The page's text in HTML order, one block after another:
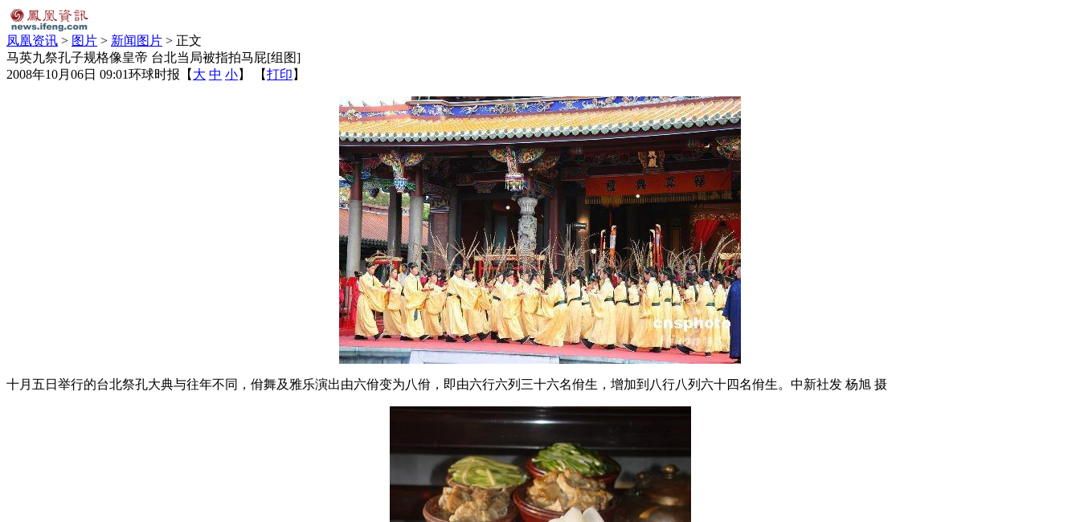
凤凰资讯 > 图片 > 新闻图片 > 正文
马英九祭孔子规格像皇帝 台北当局被指拍马屁[组图]
2008年10月06日 09:01环球时报 【 大 中 小】 【打印 】
十月五日举行的台北祭孔大典与往年不同，佾舞及雅乐演出由六佾变为八佾，即由六行六列三十六名佾生，增加到八行八列六十四名佾生。中新社发 杨旭 摄